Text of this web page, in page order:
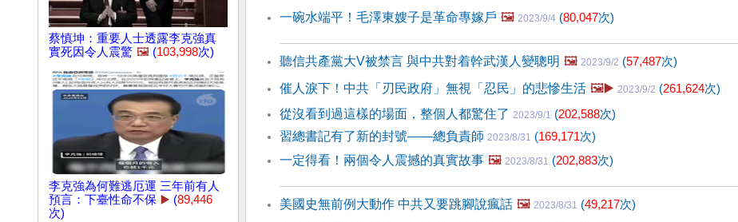
蔡慎坤：重要人士透露李克強真
實死因令人震驚 🖼️ (103,998次)
李克強為何難逃厄運 三年前有人
預言：下臺性命不保 ▶️ (89,446
次)
一碗水端平！毛澤東嫂子是革命專嫁戶 🖼️ 2023/9/4 (80,047次)
聽信共產黨大V被禁言 與中共對着幹武漢人變聰明 🖼️ 2023/9/2 (57,487次)
催人淚下！中共「刃民政府」無視「忍民」的悲慘生活 🖼️▶️ 2023/9/2 (261,624次)
從沒看到過這樣的場面，整個人都驚住了 2023/9/1 (202,588次)
習總書記有了新的封號——總負責師 2023/8/31 (169,171次)
一定得看！兩個令人震撼的真實故事 🖼️ 2023/8/31 (202,883次)
美國史無前例大動作 中共又要跳腳說瘋話 🖼️ 2023/8/31 (49,217次)